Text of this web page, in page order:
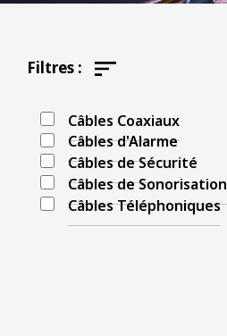
Filtres :
Câbles Coaxiaux
Câbles d'Alarme
Câbles de Sécurité
Câbles de Sonorisation
Câbles Téléphoniques